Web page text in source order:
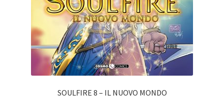
SOULFIRE 8 – IL NUOVO MONDO